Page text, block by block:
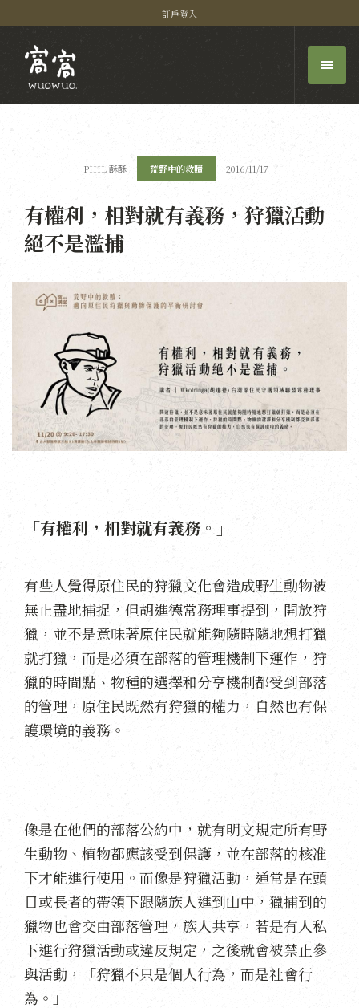
訂戶登入
PHIL 酥酥 荒野中的救贖 2016/11/17
有權利，相對就有義務，狩獵活動
絕不是濫捕
「有權利，相對就有義務。」
有些人覺得原住民的狩獵文化會造成野生動物被
無止盡地捕捉，但胡進德常務理事提到，開放狩
獵，並不是意味著原住民就能夠隨時隨地想打獵
就打獵，而是必須在部落的管理機制下運作，狩
獵的時間點、物種的選擇和分享機制都受到部落
的管理，原住民既然有狩獵的權力，自然也有保
護環境的義務。
像是在他們的部落公約中，就有明文規定所有野
生動物、植物都應該受到保護，並在部落的核准
下才能進行使用。而像是狩獵活動，通常是在頭
目或長者的帶領下跟隨族人進到山中，獵捕到的
獵物也會交由部落管理，族人共享，若是有人私
下進行狩獵活動或違反規定，之後就會被禁止參
與活動，「狩獵不只是個人行為，而是社會行
為。」